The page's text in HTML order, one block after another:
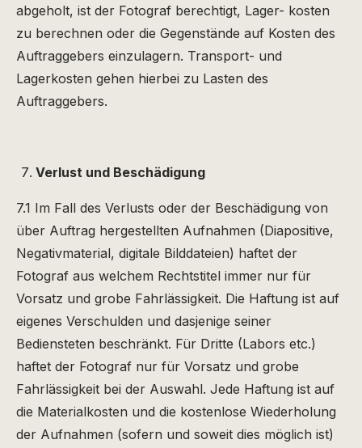
abgeholt, ist der Fotograf berechtigt, Lager- kosten
zu berechnen oder die Gegenstände auf Kosten des
Auftraggebers einzulagern. Transport- und
Lagerkosten gehen hierbei zu Lasten des
Auftraggebers.
Verlust und Beschädigung
7.1 Im Fall des Verlusts oder der Beschädigung von
über Auftrag hergestellten Aufnahmen (Diapositive,
Negativmaterial, digitale Bilddateien) haftet der
Fotograf aus welchem Rechtstitel immer nur für
Vorsatz und grobe Fahrlässigkeit. Die Haftung ist auf
eigenes Verschulden und dasjenige seiner
Bediensteten beschränkt. Für Dritte (Labors etc.)
haftet der Fotograf nur für Vorsatz und grobe
Fahrlässigkeit bei der Auswahl. Jede Haftung ist auf
die Materialkosten und die kostenlose Wiederholung
der Aufnahmen (sofern und soweit dies möglich ist)